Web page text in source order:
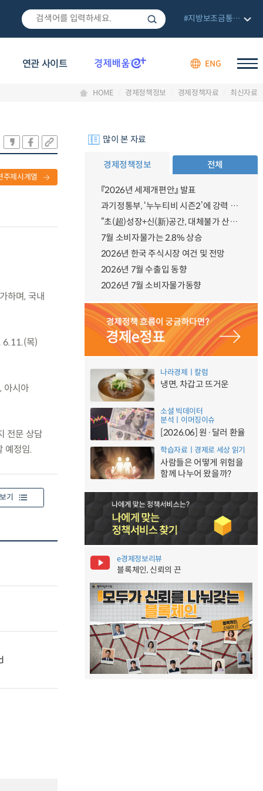
연관 사이트 ENG
#지방보조금통합관리망
HOME 경제정책정보 경제정책자료 최신자료
주제시계열
하며, 국내
6.11.(목)
아시아
전문 상담
예정임.
기
많이 본 자료
경제정책정보 전체
『2026년 세제개편안』 발표
과기정통부, ‘누누티비 시즌2’에 강력 대응 의지 밝혀
“초(超)성장+신(新)공간, 대체불가 산업강국”
7월 소비자물가는 2.8% 상승
2026년 한국 주식시장 여건 및 전망
2026년 7월 수출입 동향
2026년 7월 소비자물가동향
나라경제ㅣ칼럼
냉면, 차갑고 뜨거운
소셜 빅데이터
분석ㅣ이머징이슈
[2026.06] 원·달러 환율
학습자료ㅣ경제로 세상 읽기
사람들은 어떻게 위험을
함께 나누어 왔을까?
e경제정보리뷰
블록체인, 신뢰의 끈